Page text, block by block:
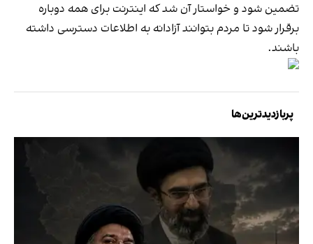
تضمین شود و خواستار آن شد که اینترنت برای همه دوباره
برقرار شود تا مردم بتوانند آزادانه به اطلاعات دسترسی داشته
باشند.
پربازدیدترین‌ها